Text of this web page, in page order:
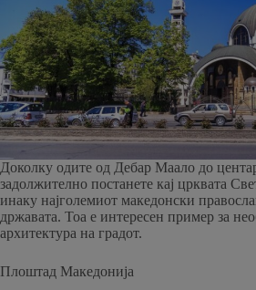
Доколку одите од Дебар Маало до
задолжително постанете кај црквата
инаку најголемиот македонски
државата. Тоа е интересен пример за
архитектура на градот.
Плоштад Македонија